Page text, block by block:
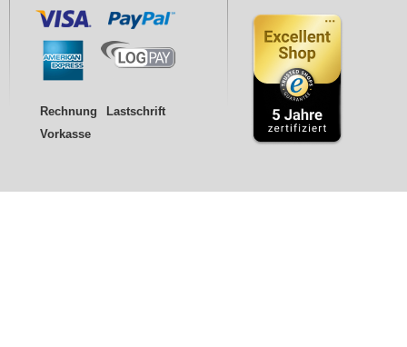
Rechnung
Lastschrift
Vorkasse